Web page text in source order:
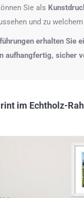
Sie als
und zu
erhalten Sie
aufhangfertig, sicher
im Echtholz-